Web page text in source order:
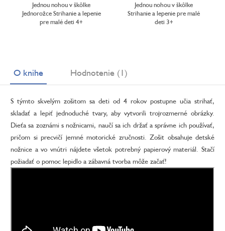
Jednou nohou v škôlke
Jednorožce Strihanie a lepenie
pre malé deti 4+
Jednou nohou v škôlke
Strihanie a lepenie pre malé
deti 3+
O knihe Hodnotenie (1)
S týmto skvelým zošitom sa deti od 4 rokov postupne učia strihať,
skladať a lepiť jednoduché tvary, aby vytvorili trojrozmerné obrázky.
Dieťa sa zoznámi s nožnicami, naučí sa ich držať a správne ich používať,
pričom si precvičí jemné motorické zručnosti. Zošit obsahuje detské
nožnice a vo vnútri nájdete všetok potrebný papierový materiál. Stačí
požiadať o pomoc lepidlo a zábavná tvorba môže začať!